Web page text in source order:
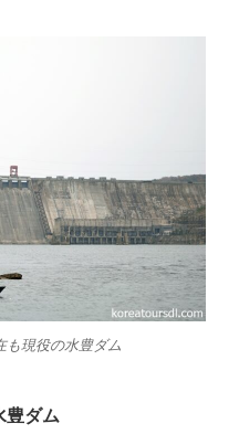
も現役の水豊ダム
豊ダム